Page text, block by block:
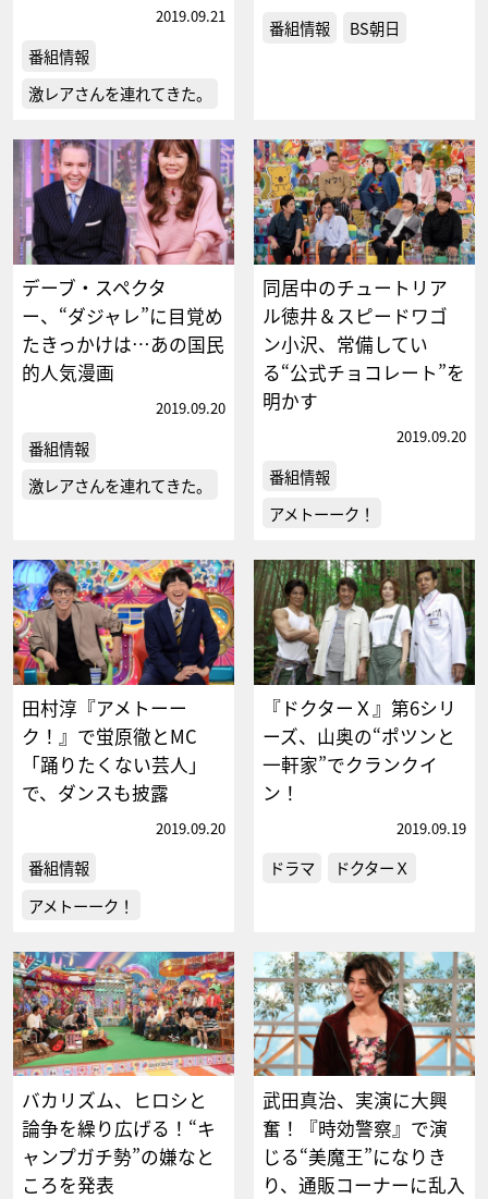
2019.09.21
番組情報
激レアさんを連れてきた。
番組情報 BS朝日
デーブ・スペクタ
ー、“ダジャレ”に目覚め
たきっかけは…あの国民
的人気漫画
2019.09.20
番組情報
激レアさんを連れてきた。
同居中のチュートリア
ル徳井＆スピードワゴ
ン小沢、常備してい
る“公式チョコレート”を
明かす
2019.09.20
番組情報
アメトーーク！
田村淳『アメトーー
ク！』で蛍原徹とMC
「踊りたくない芸人」
で、ダンスも披露
2019.09.20
番組情報
アメトーーク！
『ドクターＸ』第6シリ
ーズ、山奥の“ポツンと
一軒家”でクランクイ
ン！
2019.09.19
ドラマ ドクターＸ
バカリズム、ヒロシと
論争を繰り広げる！“キ
ャンプガチ勢”の嫌なと
ころを発表
武田真治、実演に大興
奮！『時効警察』で演
じる“美魔王”になりき
り、通販コーナーに乱入